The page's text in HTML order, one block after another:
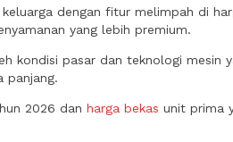
dengan fitur melimpah di
yang lebih premium.
kondisi pasar dan teknologi mesin
panjang.
2026 dan harga bekas unit prima